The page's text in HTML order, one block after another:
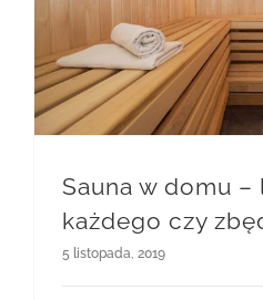
Sauna w domu –
każdego czy
5 listopada, 2019